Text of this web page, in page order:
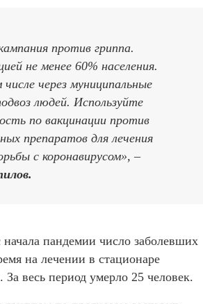
против гриппа.
не менее 60% населения.
через муниципальные
людей. Используйте
по вакцинации против
препаратов для лечения
с коронавирусом», –
пандемии число заболевших
на лечении в стационаре
весь период умерло 25 человек.